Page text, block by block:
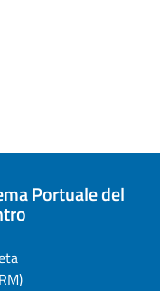
Portuale del